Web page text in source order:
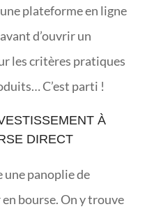
plateforme en ligne
d’ouvrir un
les critères pratiques
C’est parti !
À
DIRECT
panoplie de
bourse. On y trouve